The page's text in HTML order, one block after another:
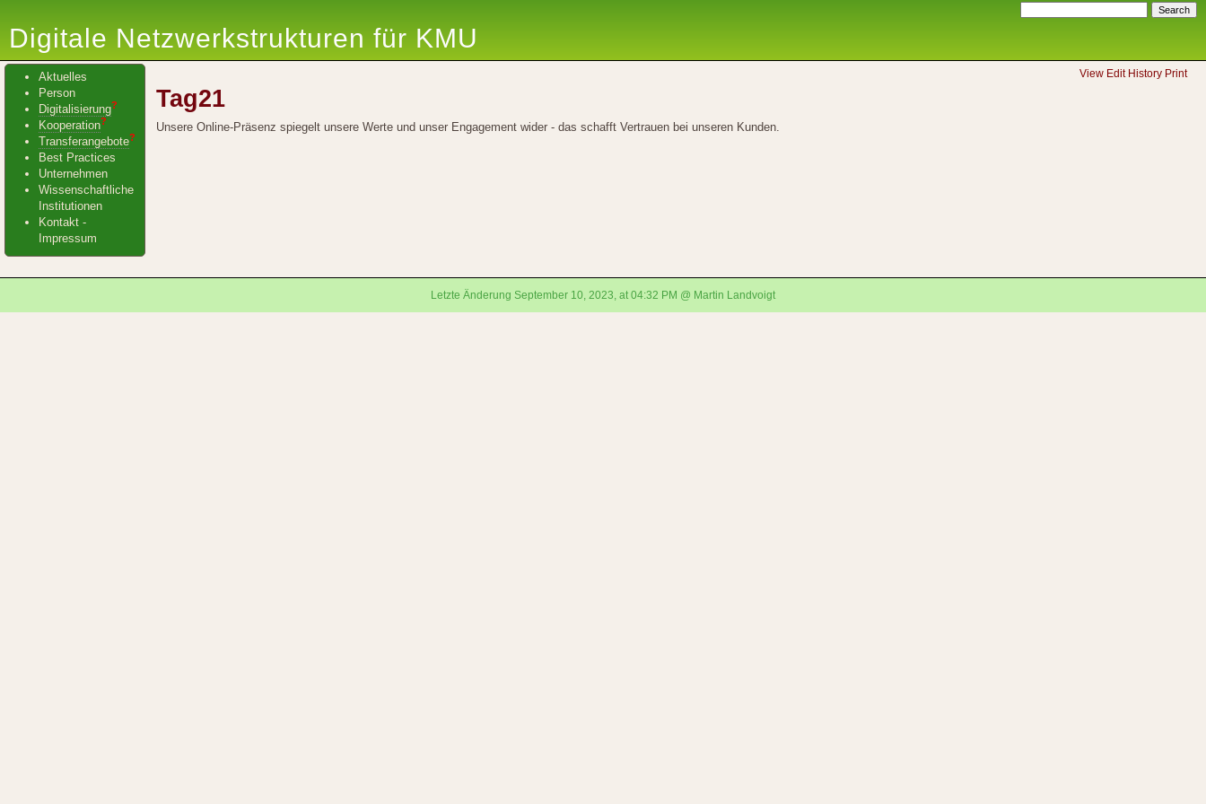
Digitale Netzwerkstrukturen für KMU
Aktuelles
Person
Digitalisierung?
Kooperation?
Transferangebote?
Best Practices
Unternehmen
Wissenschaftliche
Institutionen
Kontakt -
Impressum
View Edit History Print
Tag21
Unsere Online-Präsenz spiegelt unsere Werte und unser Engagement wider - das schafft Vertrauen bei unseren Kunden.
Letzte Änderung September 10, 2023, at 04:32 PM @ Martin Landvoigt